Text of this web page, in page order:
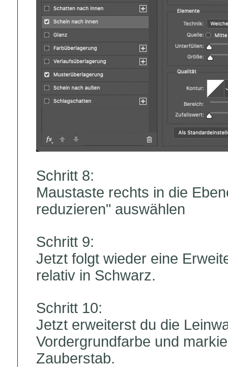
Schritt 8:
Maustaste rechts in die
reduzieren" auswählen
Schritt 9:
Jetzt folgt wieder eine
relativ in Schwarz.
Schritt 10:
Jetzt erweiterst du die
Vordergrundfarbe und
Zauberstab.